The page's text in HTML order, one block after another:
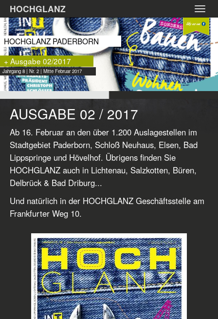
Zum
Hauptinhalt
springen
HOCHGLANZ
HOCHGLANZ PADERBORN
+ Ausgabe 02/2017
Jahrgang 8 | Nr. 2 | Mitte Februar 2017
AUSGABE 02 / 2017
Ab 16. Februar an den über 1.200 Auslagestellen im
Stadtgebiet Paderborn, Schloß Neuhaus, Elsen, Bad
Lippspringe und Hövelhof. Übrigens finden Sie
HOCHGLANZ auch in Lichtenau, Salzkotten, Büren,
Delbrück & Bad Driburg...
Und natürlich in der HOCHGLANZ Geschäftsstelle am
Frankfurter Weg 10.